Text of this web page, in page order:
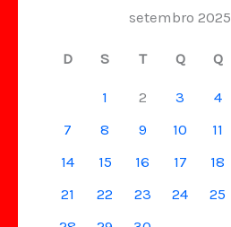
setembro 2025
D S T Q Q
1 2 3 4
7
8 9 10 11
14
15 16 17 18
21
22 23 24 25